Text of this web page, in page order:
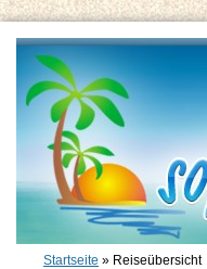
Startseite » Reiseübersicht